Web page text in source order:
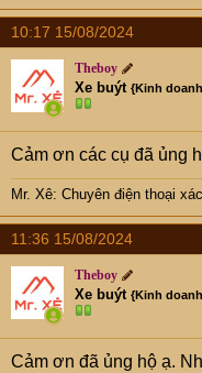
10:17 15/08/2024
Theboy
Xe buýt {Kinh
Cảm ơn các cụ đã ủng
Mr. Xê: Chuyên điện thoại
11:36 15/08/2024
Theboy
Xe buýt {Kinh
Cảm ơn đã ủng hộ ạ.